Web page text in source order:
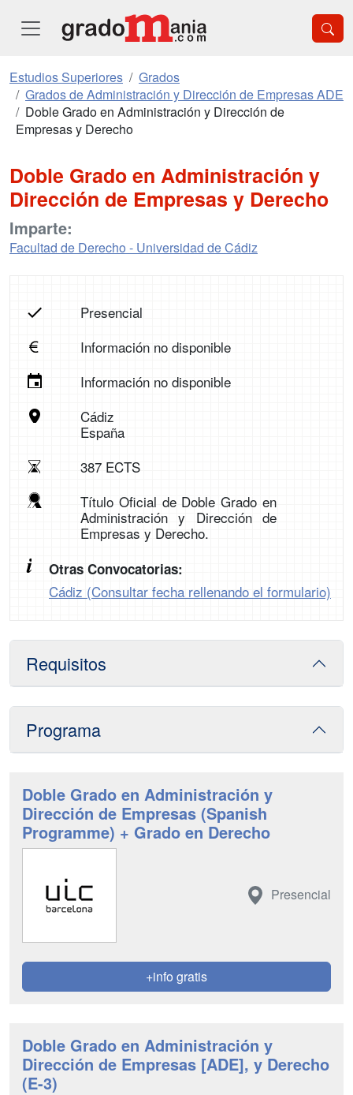
Estudios Superiores
Grados
Grados de Administración y Dirección de Empresas ADE
Doble Grado en Administración y Dirección de
Empresas y Derecho
Doble Grado en Administración y
Dirección de Empresas y Derecho
Imparte:
Facultad de Derecho - Universidad de Cádiz
Presencial
Información no disponible
Información no disponible
Cádiz
España
387 ECTS
Título Oficial de Doble Grado en
Administración y Dirección de
Empresas y Derecho.
Otras Convocatorias:
Cádiz (Consultar fecha rellenando el formulario)
Requisitos
Programa
Doble Grado en Administración y
Dirección de Empresas (Spanish
Programme) + Grado en Derecho
Presencial
+info gratis
Doble Grado en Administración y
Dirección de Empresas [ADE], y Derecho
(E-3)